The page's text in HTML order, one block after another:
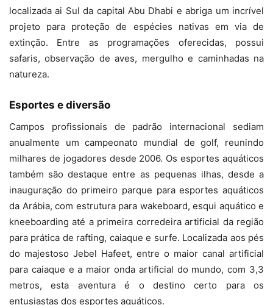
localizada ai Sul da capital Abu Dhabi e abriga um incrível
projeto para proteção de espécies nativas em via de
extinção. Entre as programações oferecidas, possui
safaris, observação de aves, mergulho e caminhadas na
natureza.
Esportes e diversão
Campos profissionais de padrão internacional sediam
anualmente um campeonato mundial de golf, reunindo
milhares de jogadores desde 2006. Os esportes aquáticos
também são destaque entre as pequenas ilhas, desde a
inauguração do primeiro parque para esportes aquáticos
da Arábia, com estrutura para wakeboard, esqui aquático e
kneeboarding até a primeira corredeira artificial da região
para prática de rafting, caiaque e surfe. Localizada aos pés
do majestoso Jebel Hafeet, entre o maior canal artificial
para caiaque e a maior onda artificial do mundo, com 3,3
metros, esta aventura é o destino certo para os
entusiastas dos esportes aquáticos.